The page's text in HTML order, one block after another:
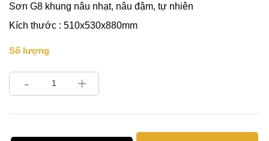
Sơn G8 khung nâu nhạt, nâu đậm, tự nhiên
Kích thước : 510x530x880mm
Số lượng
- +